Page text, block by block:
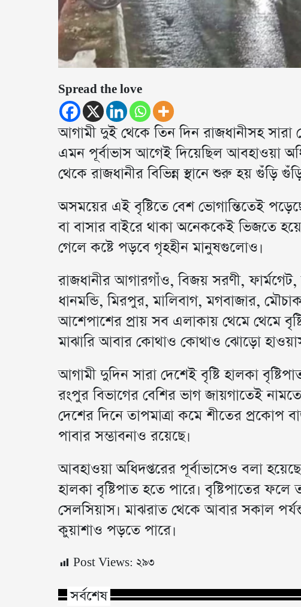
Spread the love
আগামী দুই থেকে তিন দিন রাজধানীসহ সারা
এমন পূর্বাভাস আগেই দিয়েছিল আবহাওয়া
থেকে রাজধানীর বিভিন্ন স্থানে শুরু হয় গুঁড়ি
অসময়ের এই বৃষ্টিতে বেশ ভোগান্তিতেই
বা বাসার বাইরে থাকা অনেককেই ভিজতে
গেলে কষ্টে পড়বে গৃহহীন মানুষগুলোও।
রাজধানীর আগারগাঁও, বিজয় সরণী,
ধানমন্ডি, মিরপুর, মালিবাগ, মগবাজার,
আশেপাশের প্রায় সব এলাকায় থেমে থেমে
মাঝারি আবার কোথাও কোথাও ঝোড়ো
আগামী দুদিন সারা দেশেই বৃষ্টি হালকা
রংপুর বিভাগের বেশির ভাগ জায়গাতেই
দেশের দিনে তাপমাত্রা কমে শীতের প্রকোপ
পাবার সম্ভাবনাও রয়েছে।
আবহাওয়া অধিদপ্তরের পূর্বাভাসেও বলা
হালকা বৃষ্টিপাত হতে পারে। বৃষ্টিপাতের
সেলসিয়াস। মাঝরাত থেকে আবার সকাল
কুয়াশাও পড়তে পারে।
Post Views: ২৯৩
সর্বশেষ